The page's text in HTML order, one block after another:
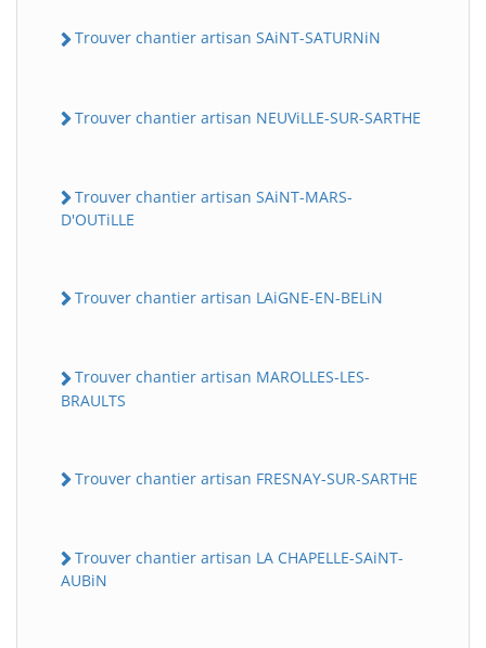
Trouver chantier artisan SAiNT-SATURNiN
Trouver chantier artisan NEUViLLE-SUR-SARTHE
Trouver chantier artisan SAiNT-MARS-
D'OUTiLLE
Trouver chantier artisan LAiGNE-EN-BELiN
Trouver chantier artisan MAROLLES-LES-
BRAULTS
Trouver chantier artisan FRESNAY-SUR-SARTHE
Trouver chantier artisan LA CHAPELLE-SAiNT-
AUBiN